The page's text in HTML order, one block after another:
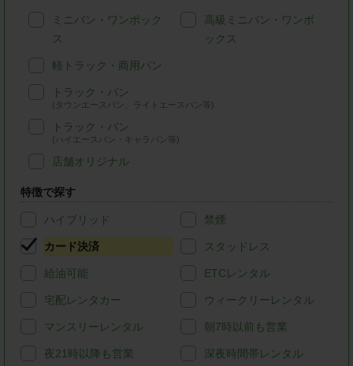
ミニバン・ワンボック
ス
高級ミニバン・ワンボ
ックス
軽トラック・商用バン
トラック・バン
(タウンエースバン、ライトエースバン等)
トラック・バン
(ハイエースバン・キャラバン等)
店舗オリジナル
特徴で探す
ハイブリッド 禁煙
カード決済 スタッドレス
給油可能 ETCレンタル
宅配レンタカー ウィークリーレンタル
マンスリーレンタル 朝7時以前も営業
夜21時以降も営業 深夜時間帯レンタル